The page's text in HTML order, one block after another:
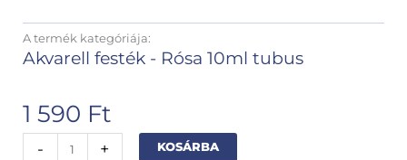
A termék kategóriája:
Akvarell festék - Rósa 10ml tubus
1 590 Ft
- + KOSÁRBA